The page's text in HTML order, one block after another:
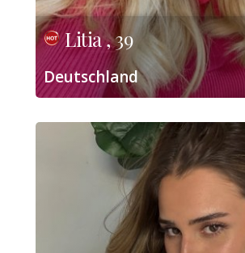
Litia , 39
Deutschland